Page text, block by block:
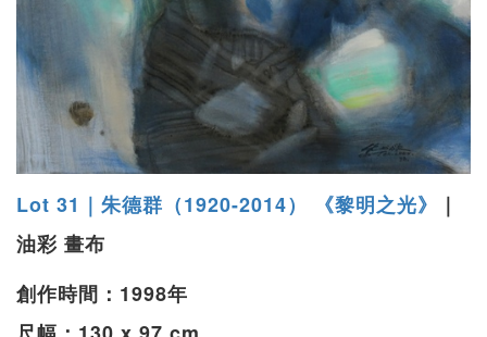
Lot 31｜朱德群（1920-2014） 《黎明之光》
｜
油彩 畫布
創作時間：1998年